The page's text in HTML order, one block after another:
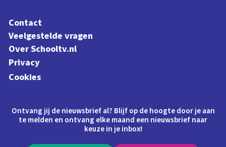
Contact
Veelgestelde vragen
Over Schooltv.nl
Privacy
Cookies
Ontvang jij de nieuwsbrief al? Blijf op de hoogte door je aan
te melden en ontvang elke maand een nieuwsbrief naar
keuze in je inbox!